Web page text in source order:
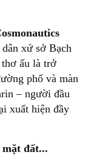
xứ sở Bạch
ấu là trở
phố và màn
– người đầu
xuất hiện đầy
đất...